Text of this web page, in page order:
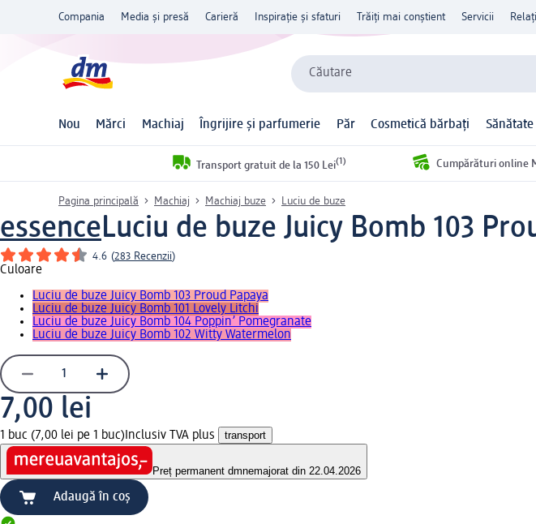
Compania Media și presă Carieră Inspirație și sfaturi Trăiți mai conștient Servicii
Căutare
Nou Mărci Machiaj Îngrijire și parfumerie Păr Cosmetică bărbați Sănătate
Transport gratuit de la 150 Lei(1) Cumpărături online
Pagina principală Machiaj Machiaj buze Luciu de buze
essenceLuciu de buze Juicy Bomb 103
4.6 (283 Recenzii)
Culoare
Luciu de buze Juicy Bomb 103 Proud Papaya
Luciu de buze Juicy Bomb 101 Lovely Litchi
Luciu de buze Juicy Bomb 104 Poppin’ Pomegranate
Luciu de buze Juicy Bomb 102 Witty Watermelon
7,00 lei
1 buc (7,00 lei pe 1 buc) Inclusiv TVA plus transport
Preț permanent dmnemajorat din 22.04.2026
Adaugă în coș